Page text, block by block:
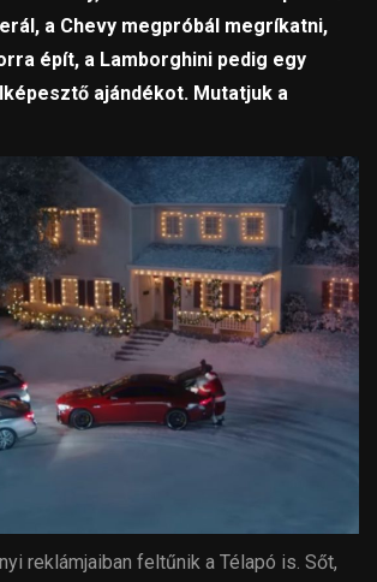
a Chevy megpróbál megríkatni,
épít, a Lamborghini pedig egy
ajándékot. Mutatjuk a
reklámjaiban feltűnik a Télapó is. Sőt,